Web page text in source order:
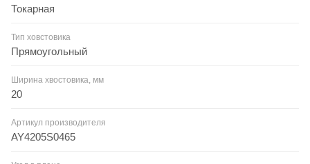
Токарная
Тип ховстовика
Прямоугольный
Ширина хвостовика, мм
20
Артикул производителя
AY4205S0465